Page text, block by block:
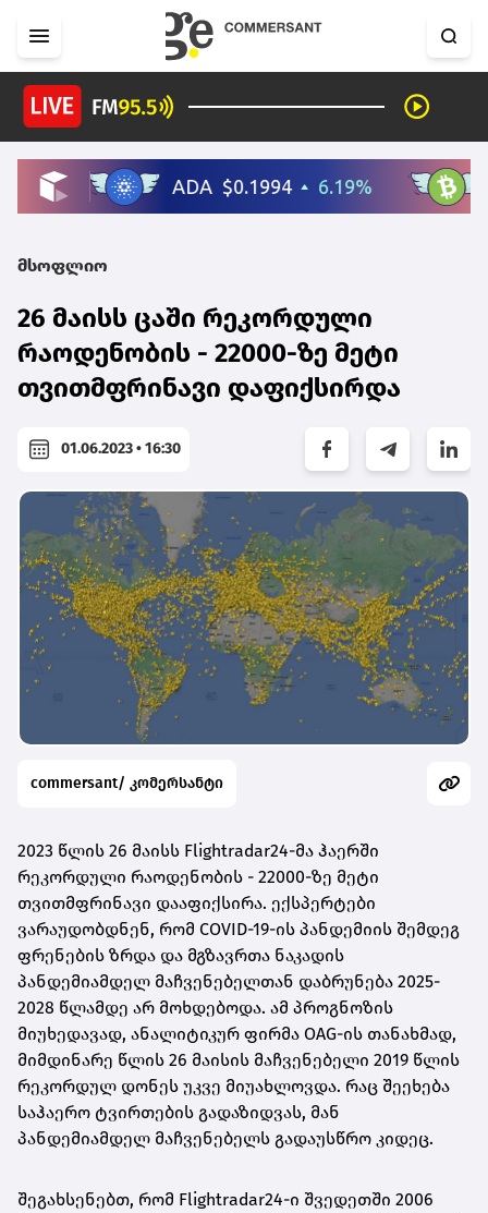
მსოფლიო
26 მაისს ცაში რეკორდული
რაოდენობის - 22000-ზე მეტი
თვითმფრინავი დაფიქსირდა
01.06.2023 • 16:30
commersant/ კომერსანტი
2023 წლის 26 მაისს Flightradar24-მა ჰაერში
რეკორდული რაოდენობის - 22000-ზე მეტი
თვითმფრინავი დააფიქსირა. ექსპერტები
ვარაუდობდნენ, რომ COVID-19-ის პანდემიის შემდეგ
ფრენების ზრდა და მგზავრთა ნაკადის
პანდემიამდელ მაჩვენებელთან დაბრუნება 2025-
2028 წლამდე არ მოხდებოდა. ამ პროგნოზის
მიუხედავად, ანალიტიკურ ფირმა OAG-ის თანახმად,
მიმდინარე წლის 26 მაისის მაჩვენებელი 2019 წლის
რეკორდულ დონეს უკვე მიუახლოვდა. რაც შეეხება
საჰაერო ტვირთების გადაზიდვას, მან
პანდემიამდელ მაჩვენებელს გადაუსწრო კიდეც.
შეგახსენებთ, რომ Flightradar24-ი შვედეთში 2006